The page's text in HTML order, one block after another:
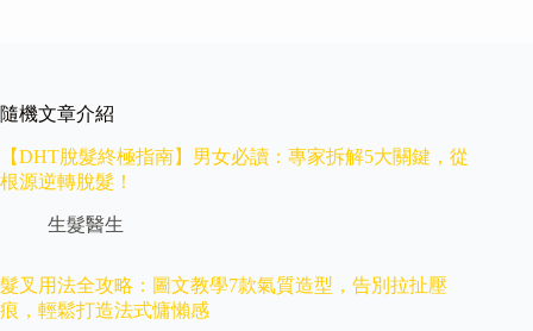
隨機文章介紹
【DHT脫髮終極指南】男女必讀：專家拆解5大關鍵，從
根源逆轉脫髮！
生髮醫生
髮叉用法全攻略：圖文教學7款氣質造型，告別拉扯壓
痕，輕鬆打造法式慵懶感